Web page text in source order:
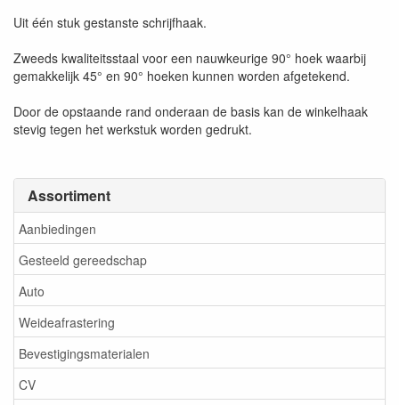
Assortiment
Aanbiedingen
Gesteeld gereedschap
Auto
Weideafrastering
Bevestigingsmaterialen
CV
Uit één stuk gestanste schrijfhaak.
Zweeds kwaliteitsstaal voor een nauwkeurige 90° hoek waarbij
gemakkelijk 45° en 90° hoeken kunnen worden afgetekend.
Door de opstaande rand onderaan de basis kan de winkelhaak
stevig tegen het werkstuk worden gedrukt.